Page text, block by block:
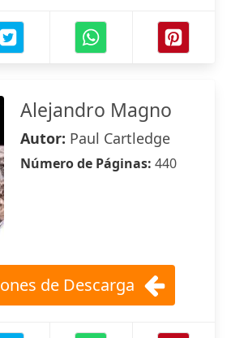
Alejandro Magno
Autor: Paul Cartledge
Número de Páginas: 440
de Descarga